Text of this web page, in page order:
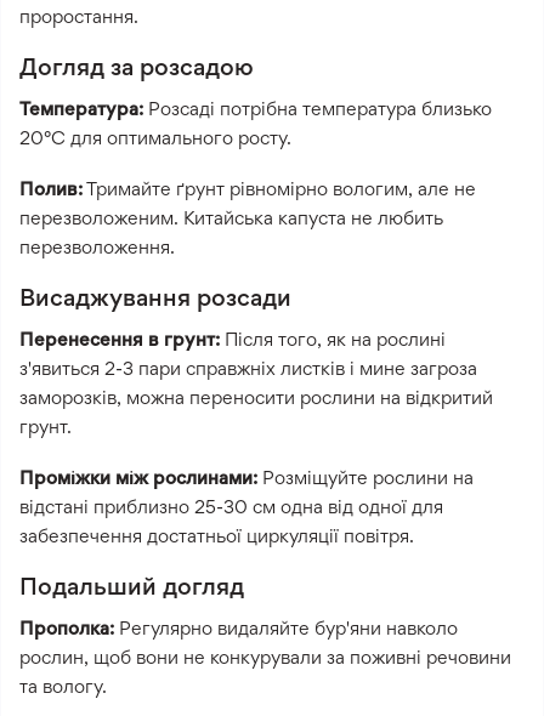
проростання.
Догляд за розсадою
Температура: Розсаді потрібна температура близько
20°C для оптимального росту.
Полив:Тримайте ґрунт рівномірно вологим, але не
перезволоженим. Китайська капуста не любить
перезволоження.
Висаджування розсади
Перенесення в грунт: Після того, як на рослині
з'явиться 2-3 пари справжніх листків і мине загроза
заморозків, можна переносити рослини на відкритий
грунт.
Проміжки між рослинами: Розміщуйте рослини на
відстані приблизно 25-30 см одна від одної для
забезпечення достатньої циркуляції повітря.
Подальший догляд
Прополка: Регулярно видаляйте бур'яни навколо
рослин, щоб вони не конкурували за поживні речовини
та вологу.